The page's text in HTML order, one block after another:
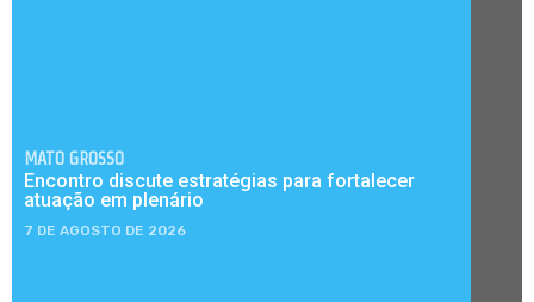
MATO GROSSO
Encontro discute estratégias para fortalecer
atuação em plenário
7 DE AGOSTO DE 2026